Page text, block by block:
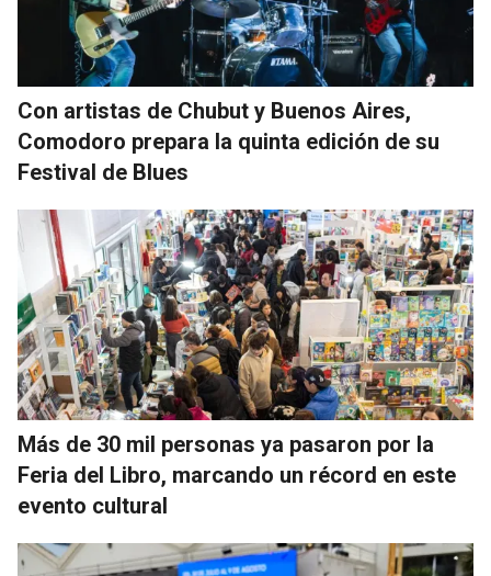
Con artistas de Chubut y Buenos Aires,
Comodoro prepara la quinta edición de su
Festival de Blues
Más de 30 mil personas ya pasaron por la
Feria del Libro, marcando un récord en este
evento cultural